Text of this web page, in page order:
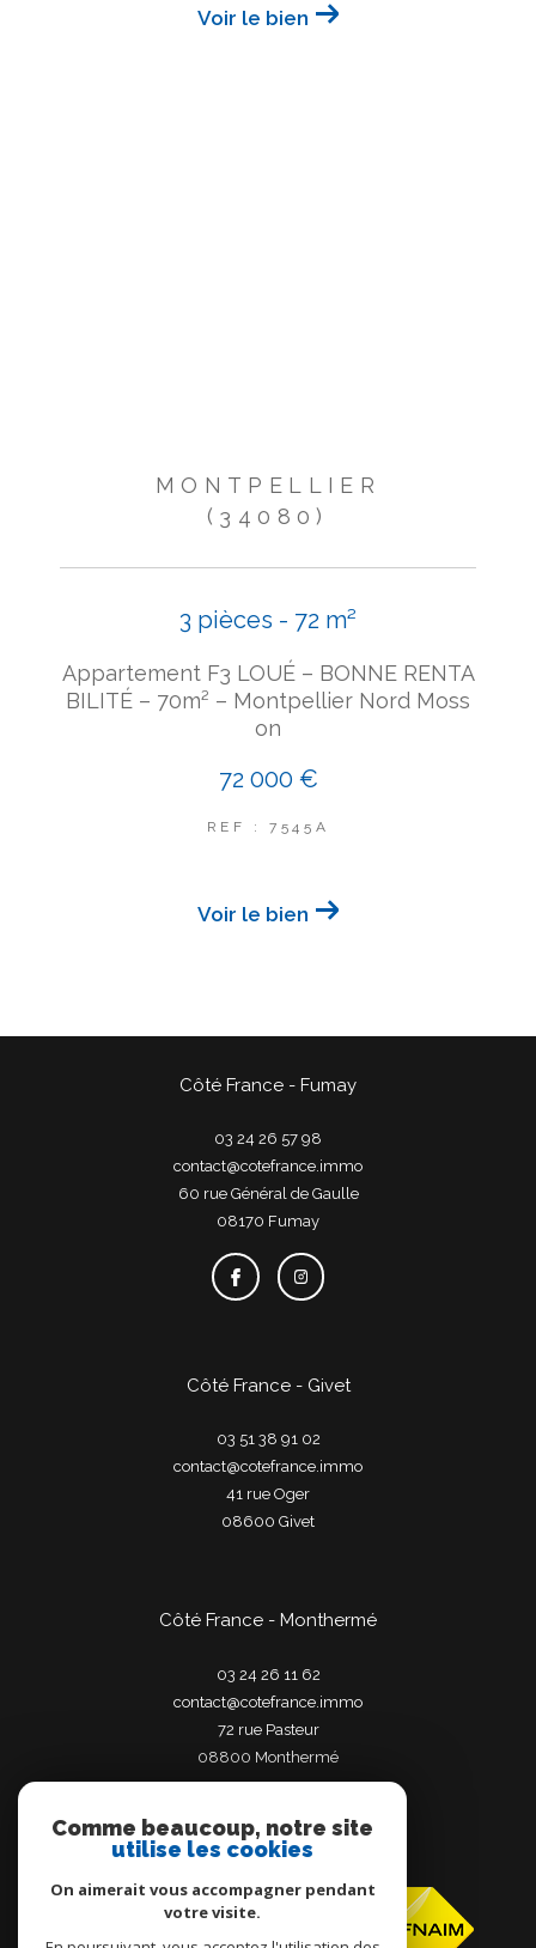
Voir le bien
MONTPELLIER
(34080)
3 pièces - 72 m²
Appartement F3 LOUÉ – BONNE RENTA
BILITÉ – 70m² – Montpellier Nord Moss
on
72 000 €
REF : 7545A
Voir le bien
Côté France - Fumay
03 24 26 57 98
contact@cotefrance.immo
60 rue Général de Gaulle
08170
fumay
Côté France - Givet
03 51 38 91 02
contact@cotefrance.immo
41 rue Oger
08600
givet
Côté France - Monthermé
03 24 26 11 62
contact@cotefrance.immo
72 rue Pasteur
08800
monthermé
Adhérents
Comme beaucoup, notre site
utilise les cookies
On aimerait vous accompagner pendant
votre visite.